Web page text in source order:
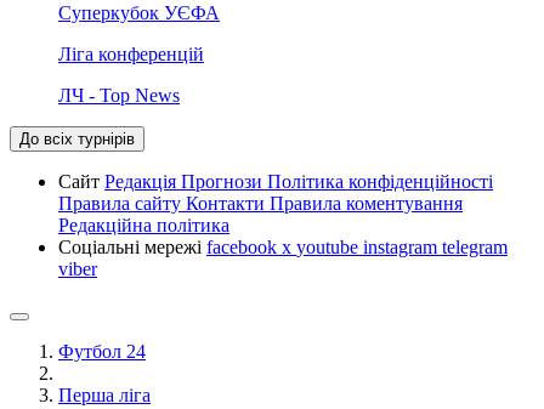
Суперкубок УЄФА
Ліга конференцій
ЛЧ - Top News
До всіх турнірів
Сайт Редакція Прогнози Політика конфіденційності
Правила сайту Контакти Правила коментування
Редакційна політика
Соціальні мережі facebook x youtube instagram telegram
viber
Футбол 24
Перша ліга